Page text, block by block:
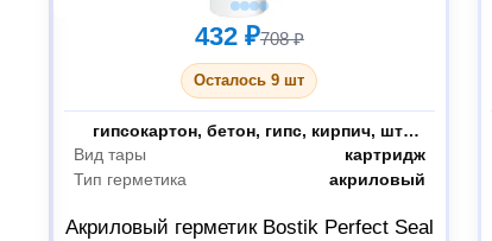
432 ₽708 ₽
Осталось 9 шт
Склеиваемые материалы
гипсокартон, бетон, гипс, кирпич, штукатурка
Вид тары
картридж
Тип герметика
акриловый
Акриловый герметик Bostik Perfect Seal